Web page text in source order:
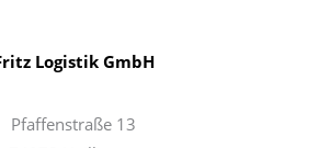
Logistik GmbH
Pfaffenstraße 13